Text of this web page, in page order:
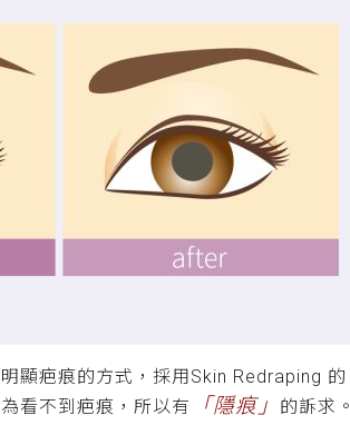
顯疤痕的方式，採用Skin Redraping 的
看不到疤痕，所以有
「隱痕」 的訴求。